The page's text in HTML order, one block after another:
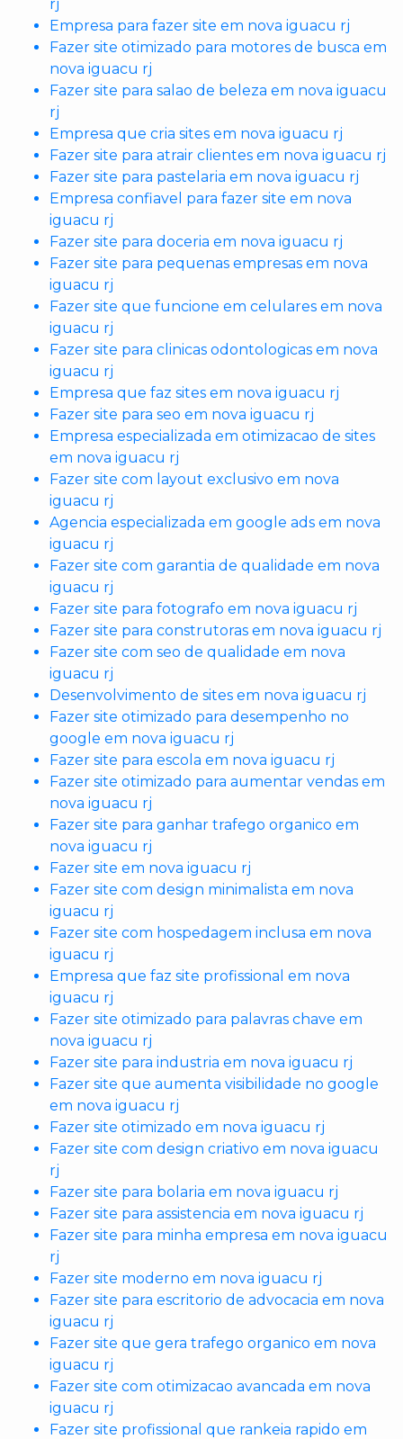
rj
Empresa para fazer site em nova iguacu rj
Fazer site otimizado para motores de busca em
nova iguacu rj
Fazer site para salao de beleza em nova iguacu
rj
Empresa que cria sites em nova iguacu rj
Fazer site para atrair clientes em nova iguacu rj
Fazer site para pastelaria em nova iguacu rj
Empresa confiavel para fazer site em nova
iguacu rj
Fazer site para doceria em nova iguacu rj
Fazer site para pequenas empresas em nova
iguacu rj
Fazer site que funcione em celulares em nova
iguacu rj
Fazer site para clinicas odontologicas em nova
iguacu rj
Empresa que faz sites em nova iguacu rj
Fazer site para seo em nova iguacu rj
Empresa especializada em otimizacao de sites
em nova iguacu rj
Fazer site com layout exclusivo em nova
iguacu rj
Agencia especializada em google ads em nova
iguacu rj
Fazer site com garantia de qualidade em nova
iguacu rj
Fazer site para fotografo em nova iguacu rj
Fazer site para construtoras em nova iguacu rj
Fazer site com seo de qualidade em nova
iguacu rj
Desenvolvimento de sites em nova iguacu rj
Fazer site otimizado para desempenho no
google em nova iguacu rj
Fazer site para escola em nova iguacu rj
Fazer site otimizado para aumentar vendas em
nova iguacu rj
Fazer site para ganhar trafego organico em
nova iguacu rj
Fazer site em nova iguacu rj
Fazer site com design minimalista em nova
iguacu rj
Fazer site com hospedagem inclusa em nova
iguacu rj
Empresa que faz site profissional em nova
iguacu rj
Fazer site otimizado para palavras chave em
nova iguacu rj
Fazer site para industria em nova iguacu rj
Fazer site que aumenta visibilidade no google
em nova iguacu rj
Fazer site otimizado em nova iguacu rj
Fazer site com design criativo em nova iguacu
rj
Fazer site para bolaria em nova iguacu rj
Fazer site para assistencia em nova iguacu rj
Fazer site para minha empresa em nova iguacu
rj
Fazer site moderno em nova iguacu rj
Fazer site para escritorio de advocacia em nova
iguacu rj
Fazer site que gera trafego organico em nova
iguacu rj
Fazer site com otimizacao avancada em nova
iguacu rj
Fazer site profissional que rankeia rapido em